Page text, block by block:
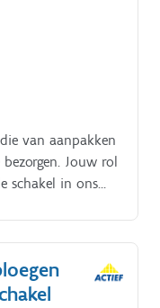
van aanpakken
Jouw rol
schakel in ons